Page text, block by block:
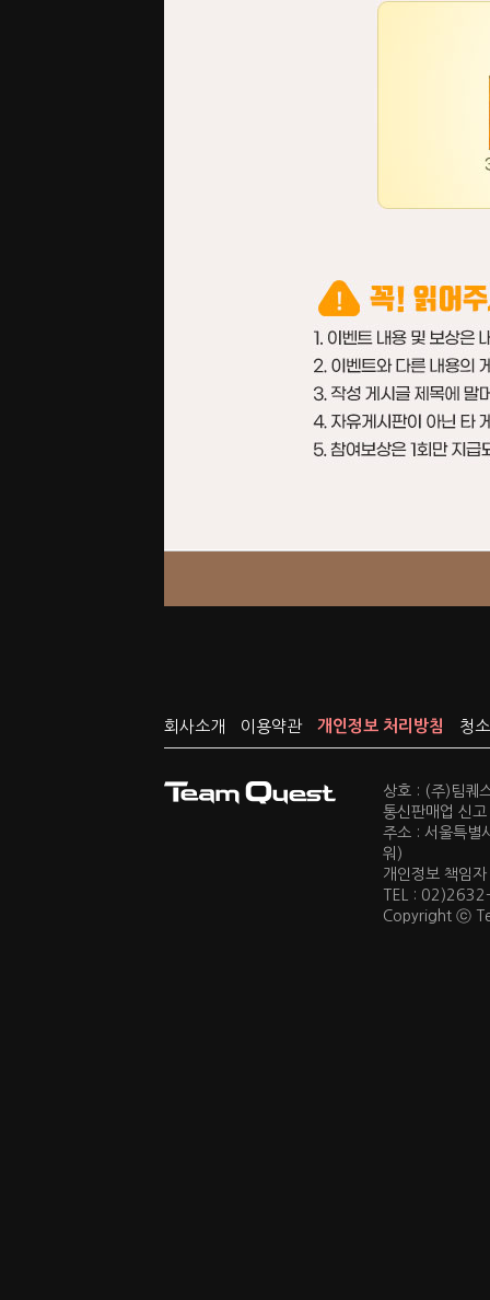
회사소개 이용약관 개인정보 처리방침 청
상호 : (주)팀퀘
통신판매업 신
주소 : 서울특
워)
개인정보 책
TEL :
Copyright ⓒ